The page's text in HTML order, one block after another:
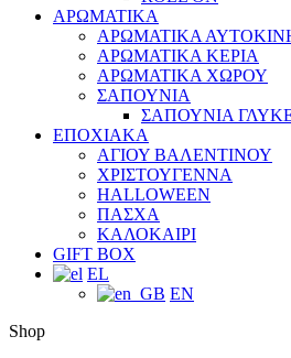
ΑΡΩΜΑΤΙΚΑ
ΑΡΩΜΑΤΙΚΑ
ΑΡΩΜΑΤΙΚΑ ΚΕΡΙΑ
ΑΡΩΜΑΤΙΚΑ ΧΩΡΟΥ
ΣΑΠΟΥΝΙΑ
ΣΑΠΟΥΝΙΑ
ΕΠΟΧΙΑΚΑ
ΑΓΙΟΥ ΒΑΛΕΝΤΙΝΟΥ
ΧΡΙΣΤΟΥΓΕΝΝΑ
HALLOWEEN
ΠΑΣΧΑ
ΚΑΛΟΚΑΙΡΙ
GIFT BOX
EL
EN
Shop